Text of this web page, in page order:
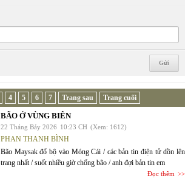
4 5 6 7 Trang sau Trang cuối
BÃO Ở VÙNG BIÊN
22 Tháng Bảy 2026 10:23 CH (Xem: 1612)
PHAN THANH BÌNH
Bão Maysak đổ bộ vào Móng Cái / các bản tin điện tử dồn lên
trang nhất / suốt nhiều giờ chống bão / anh đợi bản tin em
Đọc thêm